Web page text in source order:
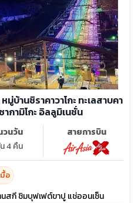
บ้านชิราคาวาโกะ ทะเลสาบคา
ากามิโกะ อิลลูมิเนชั่น
วนวัน
4 คืน
สายการบิน
อ
นสกี ชิมบุฟเฟต์ขาปู แช่ออนเซ็น